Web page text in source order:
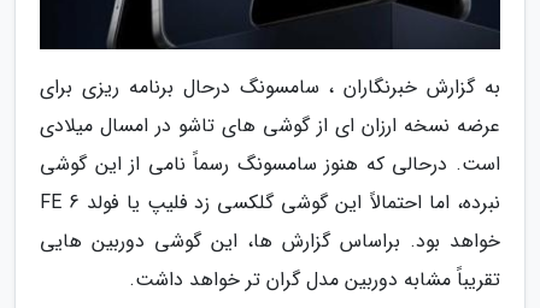
به گزارش خبرنگاران ، سامسونگ درحال برنامه ریزی برای
عرضه نسخه ارزان ای از گوشی های تاشو در امسال میلادی
است. درحالی که هنوز سامسونگ رسماً نامی از این گوشی
نبرده، اما احتمالاً این گوشی گلکسی زد فلیپ یا فولد 6 FE
خواهد بود. براساس گزارش ها، این گوشی دوربین هایی
تقریباً مشابه دوربین مدل گران تر خواهد داشت.